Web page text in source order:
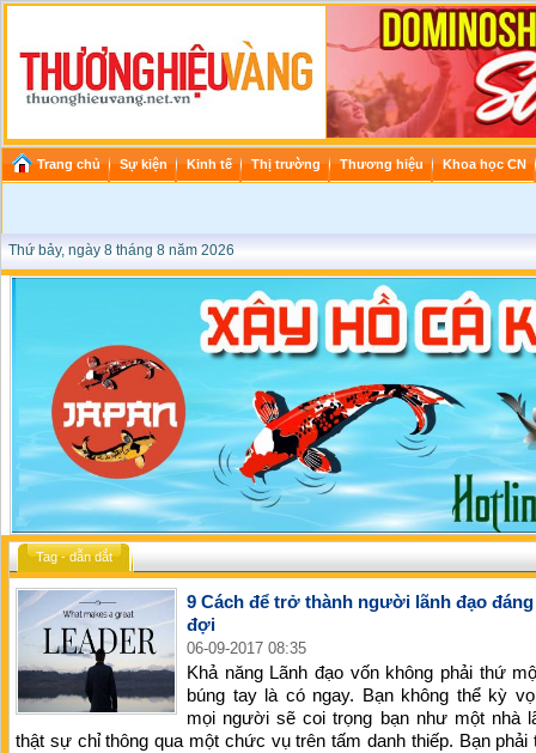
Trang chủ Sự kiện Kinh tế Thị trường Thương hiệu Khoa học CN
Thứ bảy, ngày 8 tháng 8 năm 2026
Tag - dẫn dắt
9 Cách để trở thành người lãnh đạo
đợi
06-09-2017 08:35
Khả năng Lãnh đạo vốn không phải thứ
búng tay là có ngay. Bạn không thể kỳ
mọi người sẽ coi trọng bạn như một nhà
thật sự chỉ thông qua một chức vụ trên tấm danh thiếp. Bạn phải